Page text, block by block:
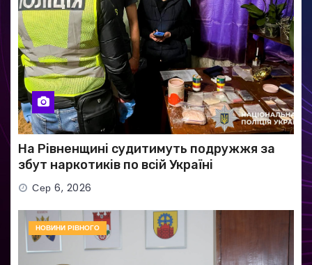
На Рівненщині судитимуть подружжя за
збут наркотиків по всій Україні
Сер 6, 2026
НОВИНИ РІВНОГО